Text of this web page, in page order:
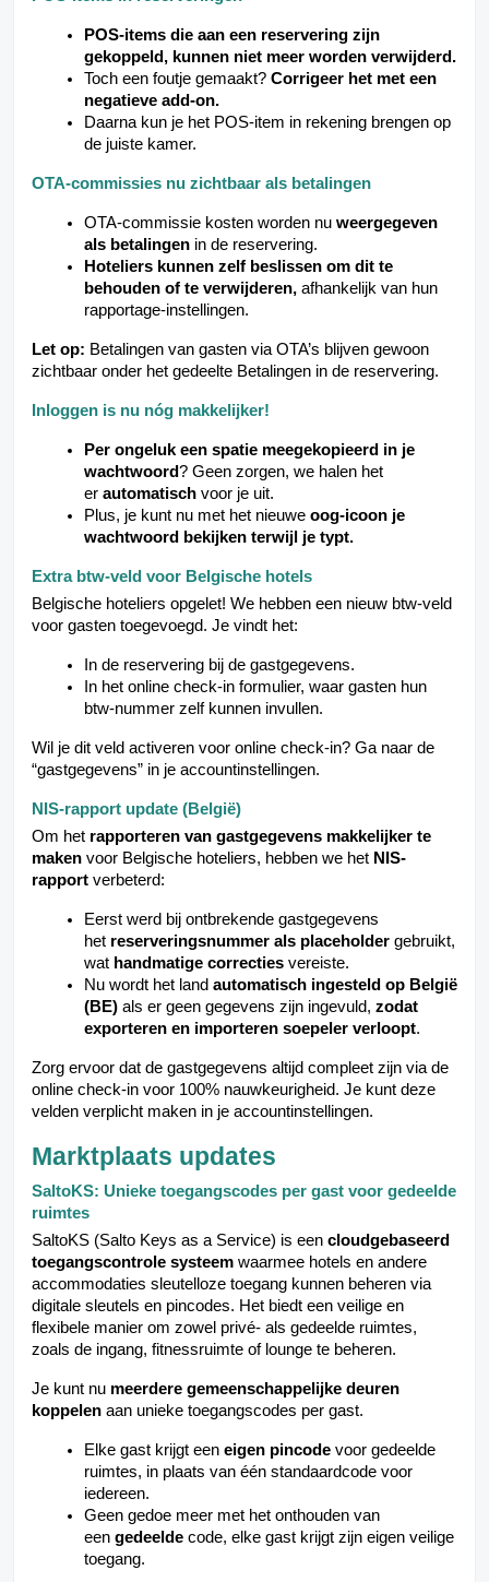
POS-items die aan een reservering zijn
gekoppeld, kunnen niet meer worden verwijderd.
Toch een foutje gemaakt? Corrigeer het met een
negatieve add-on.
Daarna kun je het POS-item in rekening brengen op
de juiste kamer.
OTA-commissies nu zichtbaar als betalingen
OTA-commissie kosten worden nu weergegeven
als betalingen in de reservering.
Hoteliers kunnen zelf beslissen om dit te
behouden of te verwijderen, afhankelijk van hun
rapportage-instellingen.
Let op: Betalingen van gasten via OTA’s blijven gewoon
zichtbaar onder het gedeelte Betalingen in de reservering.
Inloggen is nu nóg makkelijker!
Per ongeluk een spatie meegekopieerd in je
wachtwoord? Geen zorgen, we halen het
er automatisch voor je uit.
Plus, je kunt nu met het nieuwe oog-icoon je
wachtwoord bekijken terwijl je typt.
Extra btw-veld voor Belgische hotels
Belgische hoteliers opgelet! We hebben een nieuw btw-veld
voor gasten toegevoegd. Je vindt het:
In de reservering bij de gastgegevens.
In het online check-in formulier, waar gasten hun
btw-nummer zelf kunnen invullen.
Wil je dit veld activeren voor online check-in? Ga naar de
“gastgegevens” in je accountinstellingen.
NIS-rapport update (België)
Om het rapporteren van gastgegevens makkelijker te
maken voor Belgische hoteliers, hebben we het NIS-
rapport verbeterd:
Eerst werd bij ontbrekende gastgegevens
het reserveringsnummer als placeholder gebruikt,
wat handmatige correcties vereiste.
Nu wordt het land automatisch ingesteld op België
(BE) als er geen gegevens zijn ingevuld, zodat
exporteren en importeren soepeler verloopt.
Zorg ervoor dat de gastgegevens altijd compleet zijn via de
online check-in voor 100% nauwkeurigheid. Je kunt deze
velden verplicht maken in je accountinstellingen.
Marktplaats updates
SaltoKS: Unieke toegangscodes per gast voor gedeelde
ruimtes
SaltoKS (Salto Keys as a Service) is een cloudgebaseerd
toegangscontrole systeem waarmee hotels en andere
accommodaties sleutelloze toegang kunnen beheren via
digitale sleutels en pincodes. Het biedt een veilige en
flexibele manier om zowel privé- als gedeelde ruimtes,
zoals de ingang, fitnessruimte of lounge te beheren.
Je kunt nu meerdere gemeenschappelijke deuren
koppelen aan unieke toegangscodes per gast.
Elke gast krijgt een eigen pincode voor gedeelde
ruimtes, in plaats van één standaardcode voor
iedereen.
Geen gedoe meer met het onthouden van
een gedeelde code, elke gast krijgt zijn eigen veilige
toegang.